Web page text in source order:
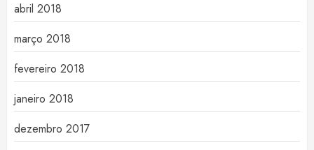
abril 2018
março 2018
fevereiro 2018
janeiro 2018
dezembro 2017